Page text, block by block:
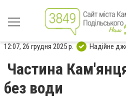
12:07, 26 грудня 2025 р. Надійне
Частина
без води